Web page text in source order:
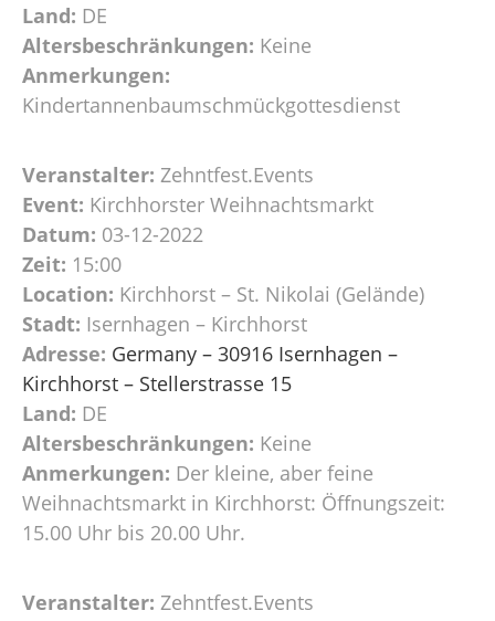
Land: DE
Altersbeschränkungen: Keine
Anmerkungen:
Kindertannenbaumschmückgottesdienst
Veranstalter: Zehntfest.Events
Event: Kirchhorster Weihnachtsmarkt
Datum: 03-12-2022
Zeit: 15:00
Location: Kirchhorst – St. Nikolai (Gelände)
Stadt: Isernhagen – Kirchhorst
Adresse: Germany – 30916 Isernhagen –
Kirchhorst – Stellerstrasse 15
Land: DE
Altersbeschränkungen: Keine
Anmerkungen: Der kleine, aber feine
Weihnachtsmarkt in Kirchhorst: Öffnungszeit:
15.00 Uhr bis 20.00 Uhr.
Veranstalter: Zehntfest.Events